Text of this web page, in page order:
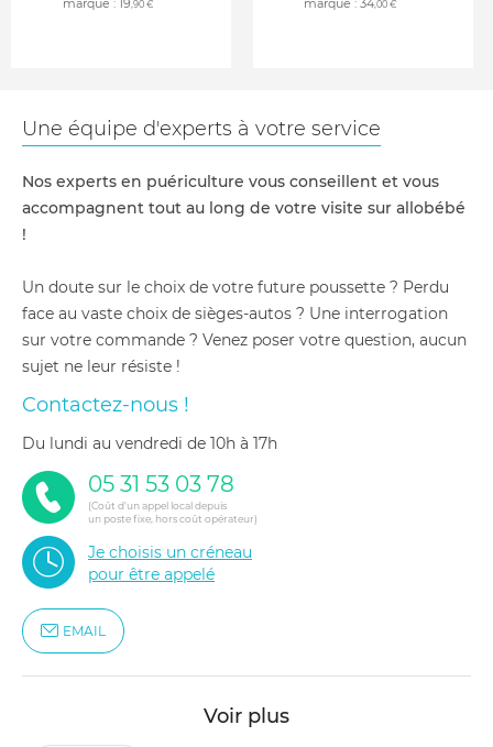
marque : 19,90 € marque : 34,00 €
Une équipe d'experts à votre service
Nos experts en puériculture vous conseillent et vous
accompagnent tout au long de votre visite sur allobébé
!
Un doute sur le choix de votre future poussette ? Perdu
face au vaste choix de sièges-autos ? Une interrogation
sur votre commande ? Venez poser votre question, aucun
sujet ne leur résiste !
Contactez-nous !
du lundi au vendredi de 10h à 17h
05 31 53 03 78
(Coût d'un appel local depuis
un poste fixe, hors coût opérateur)
Je choisis un créneau
pour être appelé
EMAIL
Voir plus